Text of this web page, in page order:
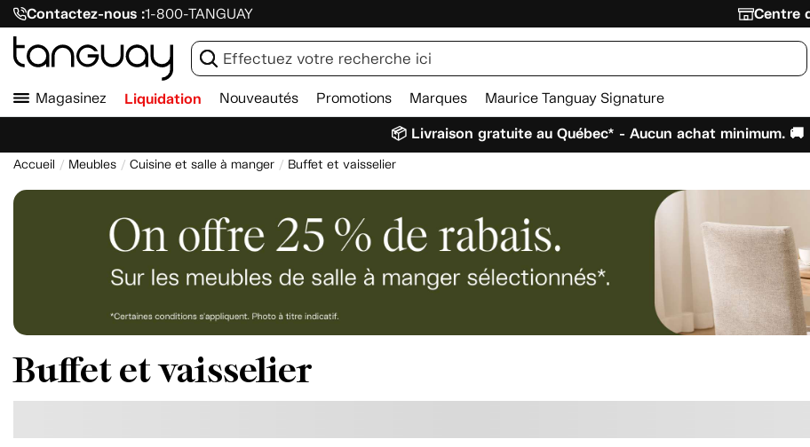
Contactez-nous :1-800-TANGUAY Centre
Magasinez Liquidation Nouveautés Promotions Marques Maurice Tanguay Signature
📦 Livraison gratuite au Québec* - Aucun achat minimum. 🚚
Accueil Meubles Cuisine et salle à manger Buffet et vaisselier
Buffet et vaisselier